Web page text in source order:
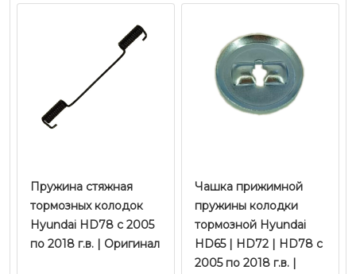
Пружина стяжная
тормозных колодок
Hyundai HD78 с 2005
по 2018 г.в. | Оригинал
Чашка прижимной
пружины колодки
тормозной Hyundai
HD65 | HD72 | HD78 с
2005 по 2018 г.в. |